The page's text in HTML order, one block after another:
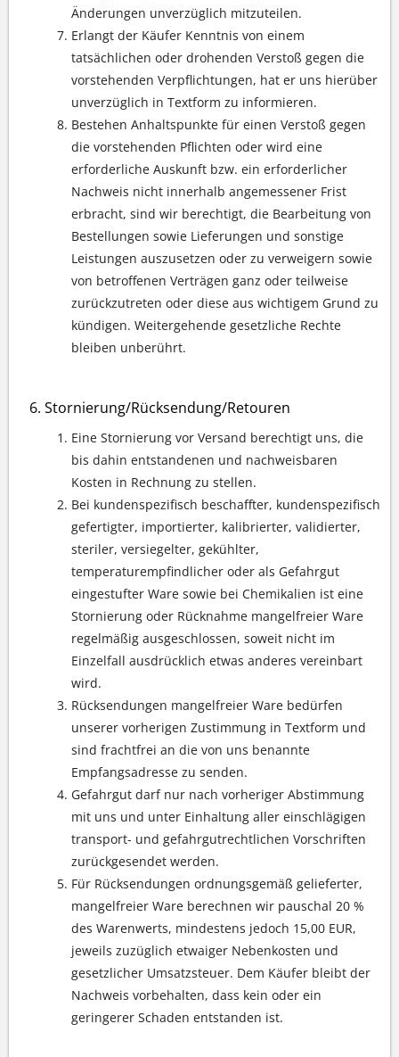
Änderungen unverzüglich mitzuteilen.
Erlangt der Käufer Kenntnis von einem
tatsächlichen oder drohenden Verstoß gegen die
vorstehenden Verpflichtungen, hat er uns hierüber
unverzüglich in Textform zu informieren.
Bestehen Anhaltspunkte für einen Verstoß gegen
die vorstehenden Pflichten oder wird eine
erforderliche Auskunft bzw. ein erforderlicher
Nachweis nicht innerhalb angemessener Frist
erbracht, sind wir berechtigt, die Bearbeitung von
Bestellungen sowie Lieferungen und sonstige
Leistungen auszusetzen oder zu verweigern sowie
von betroffenen Verträgen ganz oder teilweise
zurückzutreten oder diese aus wichtigem Grund zu
kündigen. Weitergehende gesetzliche Rechte
bleiben unberührt.
Stornierung/Rücksendung/Retouren
Eine Stornierung vor Versand berechtigt uns, die
bis dahin entstandenen und nachweisbaren
Kosten in Rechnung zu stellen.
Bei kundenspezifisch beschaffter, kundenspezifisch
gefertigter, importierter, kalibrierter, validierter,
steriler, versiegelter, gekühlter,
temperaturempfindlicher oder als Gefahrgut
eingestufter Ware sowie bei Chemikalien ist eine
Stornierung oder Rücknahme mangelfreier Ware
regelmäßig ausgeschlossen, soweit nicht im
Einzelfall ausdrücklich etwas anderes vereinbart
wird.
Rücksendungen mangelfreier Ware bedürfen
unserer vorherigen Zustimmung in Textform und
sind frachtfrei an die von uns benannte
Empfangsadresse zu senden.
Gefahrgut darf nur nach vorheriger Abstimmung
mit uns und unter Einhaltung aller einschlägigen
transport- und gefahrgutrechtlichen Vorschriften
zurückgesendet werden.
Für Rücksendungen ordnungsgemäß gelieferter,
mangelfreier Ware berechnen wir pauschal 20 %
des Warenwerts, mindestens jedoch 15,00 EUR,
jeweils zuzüglich etwaiger Nebenkosten und
gesetzlicher Umsatzsteuer. Dem Käufer bleibt der
Nachweis vorbehalten, dass kein oder ein
geringerer Schaden entstanden ist.